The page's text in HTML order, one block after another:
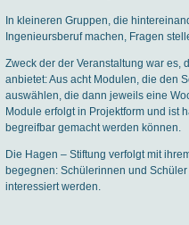
In kleineren Gruppen, die
Ingenieursberuf machen, Fragen
Zweck der der Veranstaltung war es,
anbietet: Aus acht Modulen, die den
auswählen, die dann jeweils eine
Module erfolgt in Projektform und ist
begreifbar gemacht werden können.
Die Hagen – Stiftung verfolgt mit
begegnen: Schülerinnen und
interessiert werden.